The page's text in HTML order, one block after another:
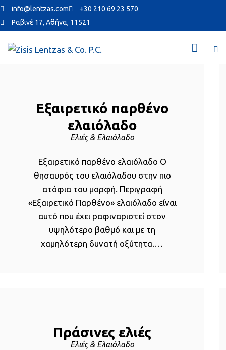
info@lentzas.com
+30 210 69 23 570
Ραβινέ 17, Αθήνα, 11521
Εξαιρετικό παρθένο
ελαιόλαδο
Ελιές & Ελαιόλαδο
Εξαιρετικό παρθένο ελαιόλαδο Ο
θησαυρός του ελαιόλαδου στην πιο
ατόφια του μορφή. Περιγραφή
«Εξαιρετικό Παρθένο» ελαιόλαδο είναι
αυτό που έχει ραφιναριστεί στον
υψηλότερο βαθμό και με τη
χαμηλότερη δυνατή οξύτητα.…
Πράσινες ελιές
Ελιές & Ελαιόλαδο